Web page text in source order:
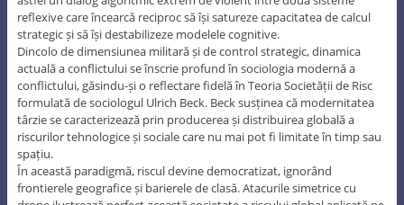
reflexive care încearcă reciproc să își satureze capacitatea de calcul
strategic și să își destabilizeze modelele cognitive.
Dincolo de dimensiunea militară și de control strategic, dinamica
actuală a conflictului se înscrie profund în sociologia modernă a
conflictului, găsindu-și o reflectare fidelă în Teoria Societății de Risc
formulată de sociologul Ulrich Beck. Beck susținea că modernitatea
târzie se caracterizează prin producerea și distribuirea globală a
riscurilor tehnologice și sociale care nu mai pot fi limitate în timp sau
spațiu.
În această paradigmă, riscul devine democratizat, ignorând
frontierele geografice și barierele de clasă. Atacurile simetrice cu